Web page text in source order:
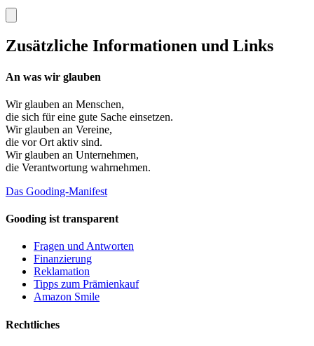
Zusätzliche Informationen und Links
An was wir glauben
Wir glauben an Menschen,
die sich für eine gute Sache einsetzen.
Wir glauben an Vereine,
die vor Ort aktiv sind.
Wir glauben an Unternehmen,
die Verantwortung wahrnehmen.
Das Gooding-Manifest
Gooding ist transparent
Fragen und Antworten
Finanzierung
Reklamation
Tipps zum Prämienkauf
Amazon Smile
Rechtliches